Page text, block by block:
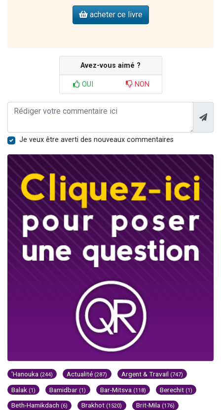
acheter ce livre
Avez-vous aimé ?
OUI NON
Je veux être averti des nouveaux commentaires
'Hanouka (244) Actualité (287) Argent & Travail (747)
Balak (1) Bamidbar (1) Bar-Mitsva (118) Berechit (1)
Beth-Hamikdach (6) Brakhot (1520) Brit-Mila (176)